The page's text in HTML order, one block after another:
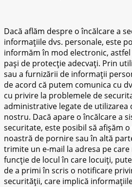
Dacă aflăm despre o încălcare a
informațiile dvs. personale, este
informăm în mod electronic,
pași de protecție adecvați. Prin
sau a furnizării de informații
de acord că putem comunica cu
cu privire la problemele de
administrative legate de utilizarea
nostru. Dacă apare o încălcare a
securitate, este posibil să afișăm
noastră de pornire sau în altă
trimite un e-mail la adresa pe
funcție de locul în care locuiți,
de a primi în scris o notificare
securității, care implică